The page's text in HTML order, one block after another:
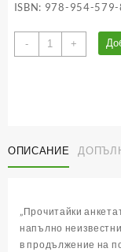
ISBN: 978-954-
-
количество
за
+
ОПИСАНИЕ
„Прочитайки
напълно
в продължение на